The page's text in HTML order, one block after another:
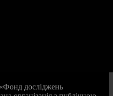
досліджень